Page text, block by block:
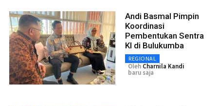
Andi Basmal Pimpin
Koordinasi
Pembentukan Sentra
KI di Bulukumba
REGIONAL
Oleh Charnila Kandi
baru saja